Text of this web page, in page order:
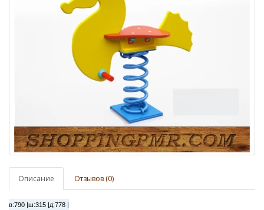
Описание Отзывов (0)
в:790 |ш:315 |д:778 |